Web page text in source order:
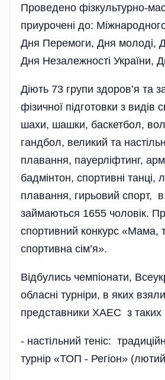
Проведено фізкультурно-
приурочені до:
Дня Перемоги, Дня молоді,
Дня Незалежності України,
Діють 73 групи здоров’я та
фізичної підготовки з видів
шахи, шашки, баскетбол,
гандбол, великий та
плавання, пауерліфтинг,
бадмінтон, спортивні танці,
плавання, гирьовий спорт,
займаються 1655 чоловік.
спортивний конкурс «Мама,
спортивна сім’я».
Відбулись чемпіонати,
обласні турніри, в яких
представники ХАЕС з таких
- настільний теніс:
турнір «ТОП - Регіон»